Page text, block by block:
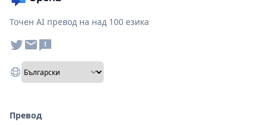
Точен AI превод на над 100 езика
Превод